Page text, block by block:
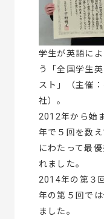
学生が英語に
う「全国学生
スト」（主催
社）。
2012年から始
年で５回を数
にわたって最
れました。
2014年の第３
年の第５回で
ました。